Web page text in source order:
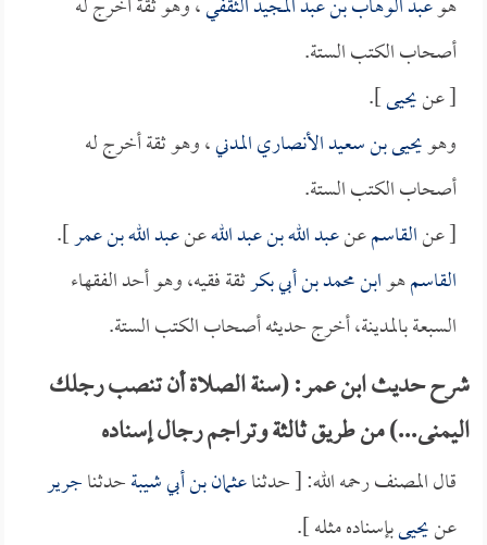
أصحاب الكتب الستة.
[ عنيحيى].
وهويحيى بن سعيد الأنصاري المدني، وهو ثقة أخرج له
أصحاب الكتب الستة.
[ عنالقاسمعنعبد الله بن عبد اللهعنعبد الله بن عمر].
القاسمهوابن محمد بن أبي بكرثقة فقيه، وهو أحد الفقهاء
السبعة بالمدينة، أخرج حديثه أصحاب الكتب الستة.
شرح حديث ابن عمر: (سنة الصلاة أن تنصب رجلك
اليمنى...) من طريق ثالثة وتراجم رجال إسناده
قال المصنف رحمه الله: [ حدثناعثمان بن أبي شيبةحدثناجرير
عنيحيىبإسناده مثله ].